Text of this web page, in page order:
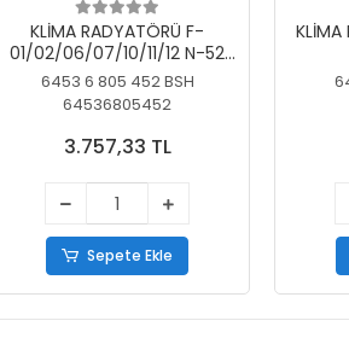
KLİMA RADYATÖRÜ F-
01/02/06/07/10/11/12 N-52
N/N-53/57/63
6453 6 805 452 BSH
64536805452
3.757,33 TL
Sepete Ekle